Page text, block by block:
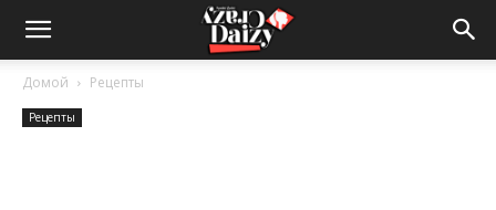
Crazy-
Daizy
Домой Рецепты
Рецепты